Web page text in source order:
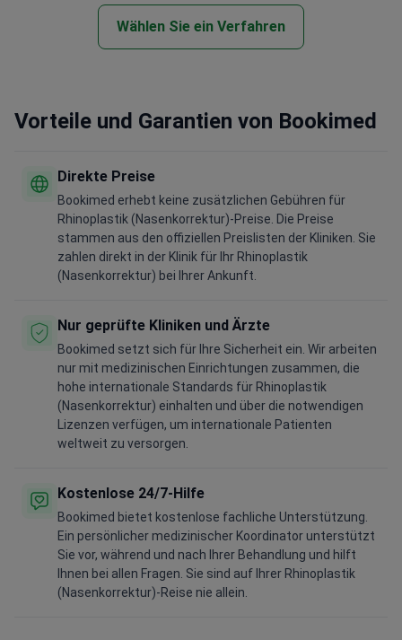
Wählen Sie ein Verfahren
Vorteile und Garantien von Bookimed
Direkte Preise
Bookimed erhebt keine zusätzlichen Gebühren für
Rhinoplastik (Nasenkorrektur)-Preise. Die Preise
stammen aus den offiziellen Preislisten der Kliniken. Sie
zahlen direkt in der Klinik für Ihr Rhinoplastik
(Nasenkorrektur) bei Ihrer Ankunft.
Nur geprüfte Kliniken und Ärzte
Bookimed setzt sich für Ihre Sicherheit ein. Wir arbeiten
nur mit medizinischen Einrichtungen zusammen, die
hohe internationale Standards für Rhinoplastik
(Nasenkorrektur) einhalten und über die notwendigen
Lizenzen verfügen, um internationale Patienten
weltweit zu versorgen.
Kostenlose 24/7-Hilfe
Bookimed bietet kostenlose fachliche Unterstützung.
Ein persönlicher medizinischer Koordinator unterstützt
Sie vor, während und nach Ihrer Behandlung und hilft
Ihnen bei allen Fragen. Sie sind auf Ihrer Rhinoplastik
(Nasenkorrektur)-Reise nie allein.